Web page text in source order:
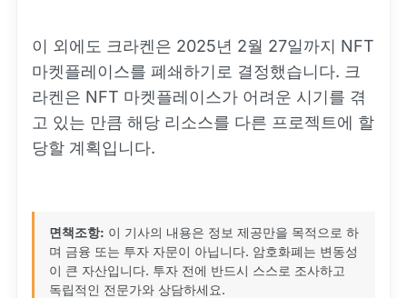
이 외에도 크라켄은 2025년 2월 27일까지 NFT
마켓플레이스를 폐쇄하기로 결정했습니다. 크
라켄은 NFT 마켓플레이스가 어려운 시기를 겪
고 있는 만큼 해당 리소스를 다른 프로젝트에 할
당할 계획입니다.
면책조항: 이 기사의 내용은 정보 제공만을 목적으로 하
며 금융 또는 투자 자문이 아닙니다. 암호화폐는 변동성
이 큰 자산입니다. 투자 전에 반드시 스스로 조사하고
독립적인 전문가와 상담하세요.